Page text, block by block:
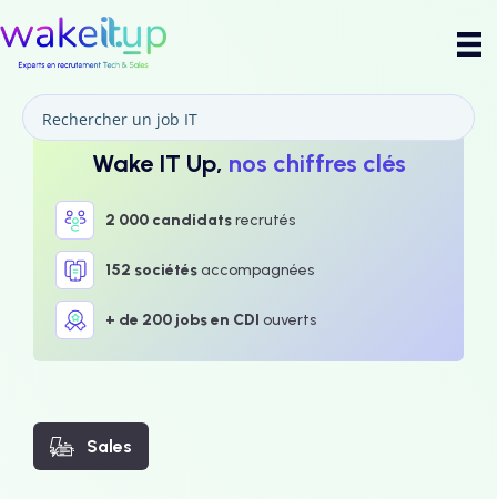
Wake IT Up, nos chiffres clés
2 000 candidatsrecrutés
152 sociétésaccompagnées
+ de 200 jobs en CDI ouverts
Sales